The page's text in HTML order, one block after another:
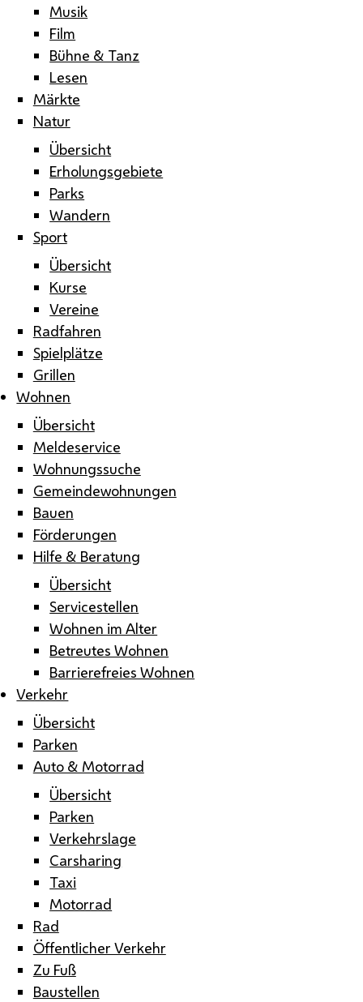
Musik
Film
Bühne & Tanz
Lesen
Märkte
Natur
Übersicht
Erholungsgebiete
Parks
Wandern
Sport
Übersicht
Kurse
Vereine
Radfahren
Spielplätze
Grillen
Wohnen
Übersicht
Meldeservice
Wohnungssuche
Gemeindewohnungen
Bauen
Förderungen
Hilfe & Beratung
Übersicht
Servicestellen
Wohnen im Alter
Betreutes Wohnen
Barrierefreies Wohnen
Verkehr
Übersicht
Parken
Auto & Motorrad
Übersicht
Parken
Verkehrslage
Carsharing
Taxi
Motorrad
Rad
Öffentlicher Verkehr
Zu Fuß
Baustellen